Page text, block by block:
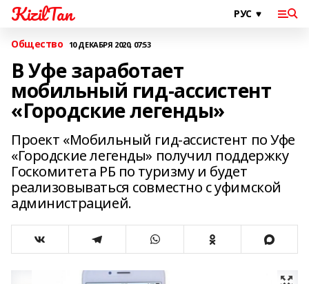
KizilTan
Общество 10 ДЕКАБРЯ 2020, 07:53
В Уфе заработает
мобильный гид-ассистент
«Городские легенды»
Проект «Мобильный гид-ассистент по Уфе
«Городские легенды» получил поддержку
Госкомитета РБ по туризму и будет
реализовываться совместно с уфимской
администрацией.